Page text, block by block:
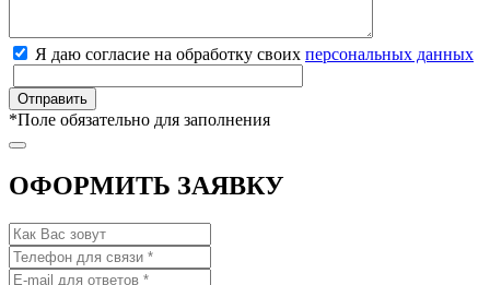
Я даю согласие на обработку своих персональных данных
*Поле обязательно для заполнения
ОФОРМИТЬ ЗАЯВКУ